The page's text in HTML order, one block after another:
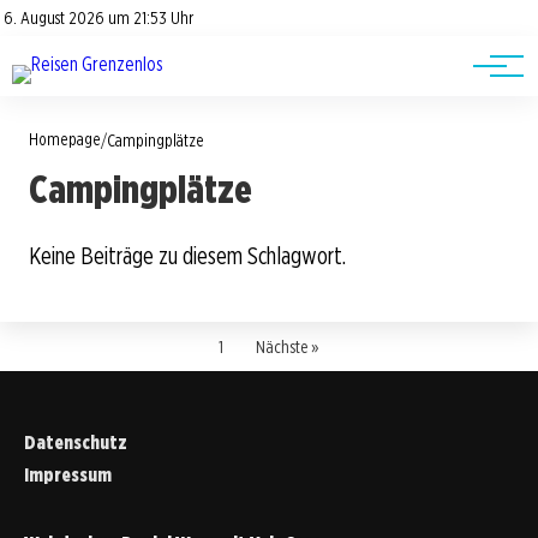
6. August 2026 um 21:53 Uhr
Datenschutz
Road Trips
Reisetipps
Homepage/Campingplätze
Campingplätze
Keine Beiträge zu diesem Schlagwort.
1 Nächste »
Datenschutz
Impressum